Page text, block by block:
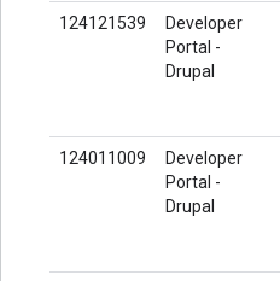
124121539
Developer
Portal -
Drupal
124011009
Developer
Portal -
Drupal